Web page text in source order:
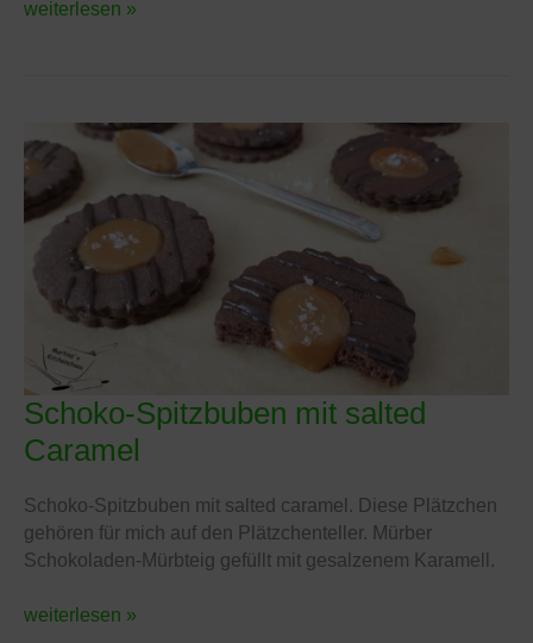
weiterlesen »
Schoko-Spitzbuben mit salted
Caramel
Schoko-Spitzbuben mit salted caramel. Diese Plätzchen
gehören für mich auf den Plätzchenteller. Mürber
Schokoladen-Mürbteig gefüllt mit gesalzenem Karamell.
Schoko-
Spitzbuben
mit
Caramel
weiterlesen »